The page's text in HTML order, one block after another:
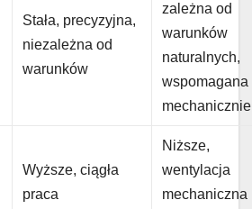
Stała, precyzyjna,
niezależna od
warunków
zależna od
warunków
naturalnych,
wspomagana
mechanicznie
Wyższe, ciągła
praca
Niższe,
wentylacja
mechaniczna